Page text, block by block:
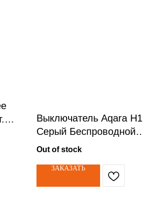
Выключатель Aqara H1
Серый Беспроводной
выключатель 2 кл
Out of stock
ЗАКАЗАТЬ